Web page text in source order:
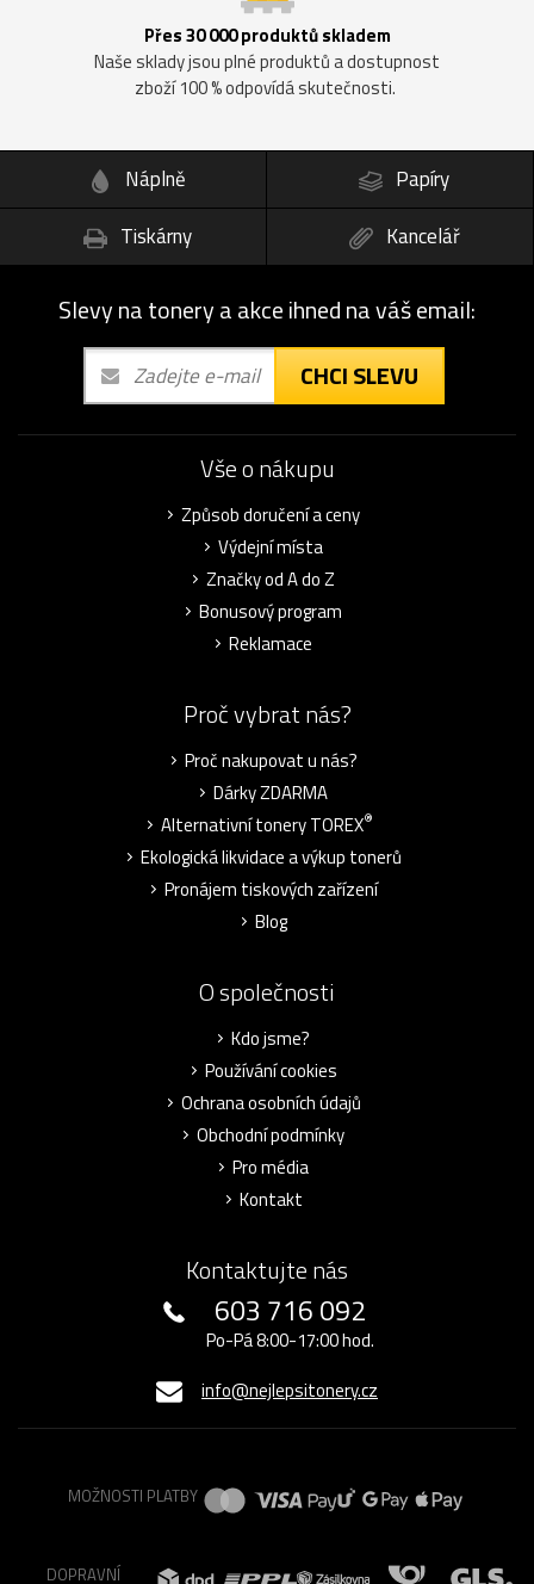
Přes 30 000 produktů skladem
Naše sklady jsou plné produktů a dostupnost
zboží 100 % odpovídá skutečnosti.
Náplně
Papíry
Tiskárny
Kancelář
Slevy na tonery a akce ihned na váš email:
CHCI SLEVU
Vše o nákupu
Způsob doručení a ceny
Výdejní místa
Značky od A do Z
Bonusový program
Reklamace
Proč vybrat nás?
Proč nakupovat u nás?
Dárky ZDARMA
Alternativní tonery TOREX®
Ekologická likvidace a výkup tonerů
Pronájem tiskových zařízení
Blog
O společnosti
Kdo jsme?
Používání cookies
Ochrana osobních údajů
Obchodní podmínky
Pro média
Kontakt
Kontaktujte nás
603 716 092
Po-Pá 8:00-17:00 hod.
info@nejlepsitonery.cz
MOŽNOSTI PLATBY
DOPRAVNÍ